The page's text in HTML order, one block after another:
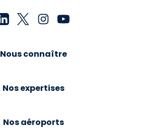
Nous connaître
Nos expertises
Nos aéroports